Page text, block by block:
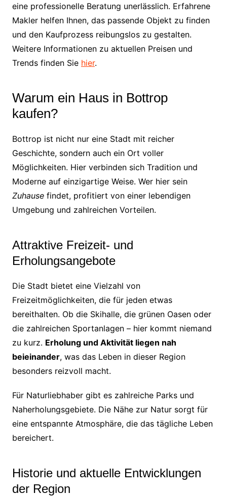
eine professionelle Beratung unerlässlich. Erfahrene
Makler helfen Ihnen, das passende Objekt zu finden
und den Kaufprozess reibungslos zu gestalten.
Weitere Informationen zu aktuellen Preisen und
Trends finden Sie hier.
Warum ein Haus in Bottrop
kaufen?
Bottrop ist nicht nur eine Stadt mit reicher
Geschichte, sondern auch ein Ort voller
Möglichkeiten. Hier verbinden sich Tradition und
Moderne auf einzigartige Weise. Wer hier sein
Zuhausefindet, profitiert von einer lebendigen
Umgebung und zahlreichen Vorteilen.
Attraktive Freizeit- und
Erholungsangebote
Die Stadt bietet eine Vielzahl von
Freizeitmöglichkeiten, die für jeden etwas
bereithalten. Ob die Skihalle, die grünen Oasen oder
die zahlreichen Sportanlagen – hier kommt niemand
zu kurz. Erholung und Aktivität liegen nah
beieinander, was das Leben in dieser Region
besonders reizvoll macht.
Für Naturliebhaber gibt es zahlreiche Parks und
Naherholungsgebiete. Die Nähe zur Natur sorgt für
eine entspannte Atmosphäre, die das tägliche Leben
bereichert.
Historie und aktuelle Entwicklungen
der Region